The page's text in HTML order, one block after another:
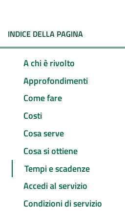
INDICE DELLA PAGINA
A chi è rivolto
Approfondimenti
Come fare
Costi
Cosa serve
Cosa si ottiene
Tempi e scadenze
Accedi al servizio
Condizioni di servizio